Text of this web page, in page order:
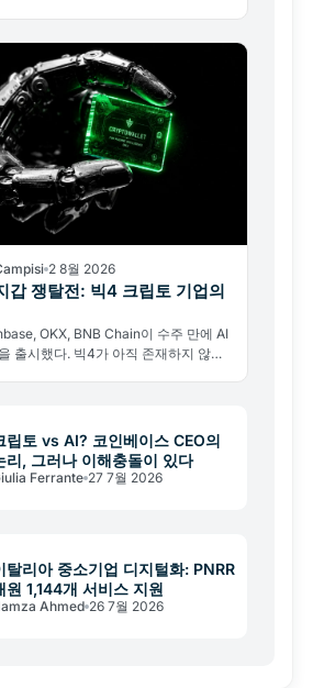
2 8월 2026
갑 쟁탈전: 빅4 크립토 기업의
OKX, BNB Chain이 수주 만에 AI
출시했다. 빅4가 아직 존재하지 않는
립토 vs AI? 코인베이스 CEO의
리, 그러나 이해충돌이 있다
Ferrante 27 7월 2026
탈리아 중소기업 디지털화: PNRR
원 1,144개 서비스 지원
Ahmed 26 7월 2026